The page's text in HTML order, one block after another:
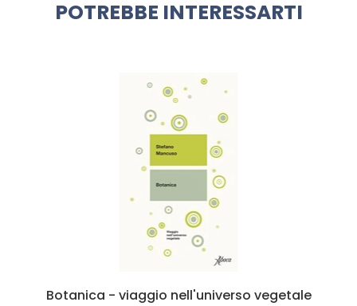
POTREBBE INTERESSARTI
Botanica - viaggio nell'universo vegetale